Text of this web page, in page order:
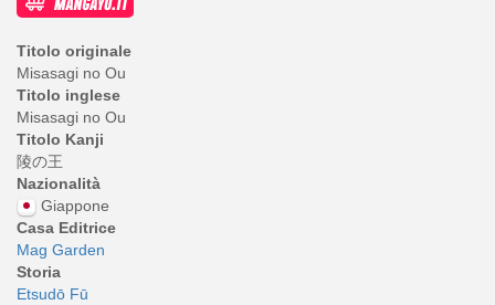
Titolo originale
Misasagi no Ou
Titolo inglese
Misasagi no Ou
Titolo Kanji
陵の王
Nazionalità
Giappone
Casa Editrice
Mag Garden
Storia
Etsudō Fū